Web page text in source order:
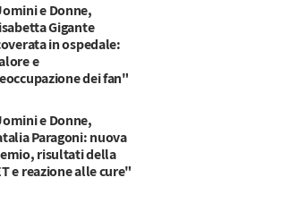
e Donne,
Gigante
in ospedale:
e
dei fan"
e Donne,
Paragoni: nuova
risultati della
e reazione alle cure"